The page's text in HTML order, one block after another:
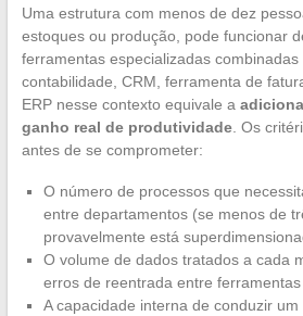
Uma estrutura com menos de dez
estoques ou produção, pode funcionar
ferramentas especializadas combinadas
contabilidade, CRM, ferramenta de
ERP nesse contexto equivale a
ganho real de produtividade. Os
antes de se comprometer:
O número de processos que
entre departamentos (se menos de
provavelmente está
O volume de dados tratados a cada
erros de reentrada entre
A capacidade interna de conduzir